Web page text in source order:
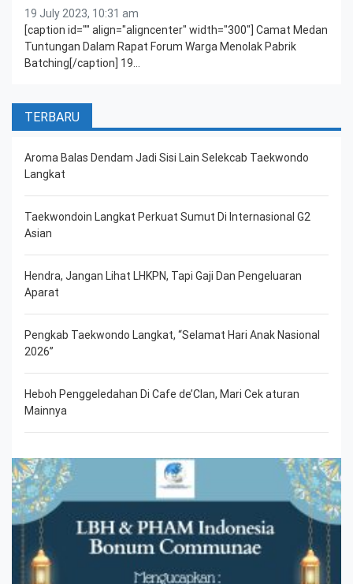
19 July 2023, 10:31 am
[caption id="" align="aligncenter" width="300"] Camat Medan
Tuntungan Dalam Rapat Forum Warga Menolak Pabrik
Batching[/caption] 19…
TERBARU
Aroma Balas Dendam Jadi Sisi Lain Selekcab Taekwondo
Langkat
Taekwondoin Langkat Perkuat Sumut Di Internasional G2
Asian
Hendra, Jangan Lihat LHKPN, Tapi Gaji Dan Pengeluaran
Aparat
Pengkab Taekwondo Langkat, “Selamat Hari Anak Nasional
2026”
Heboh Penggeledahan Di Cafe de’Clan, Mari Cek aturan
Mainnya